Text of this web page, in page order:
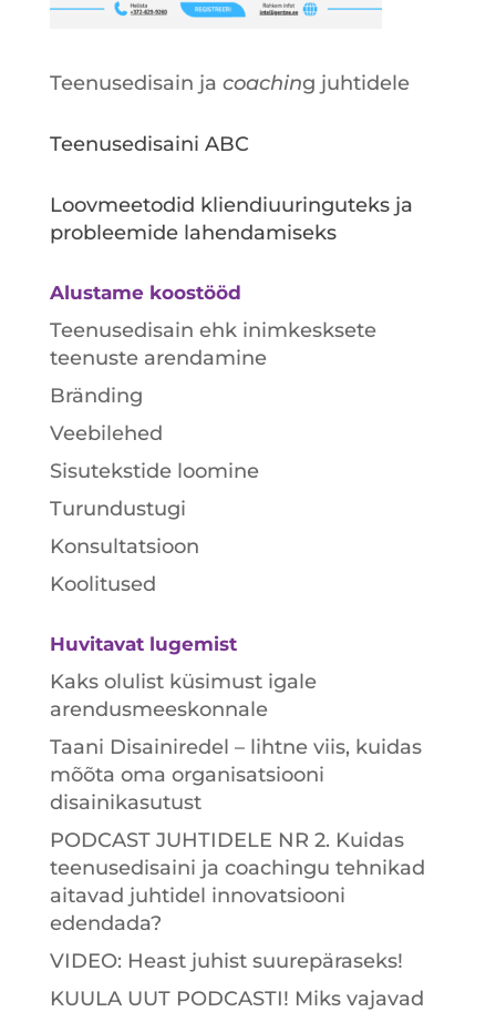
Teenusedisain ja coaching juhtidele
Teenusedisaini ABC
Loovmeetodid kliendiuuringuteks ja
probleemide lahendamiseks
Alustame koostööd
Teenusedisain ehk inimkesksete
teenuste arendamine
Bränding
Veebilehed
Sisutekstide loomine
Turundustugi
Konsultatsioon
Koolitused
Huvitavat lugemist
Kaks olulist küsimust igale
arendusmeeskonnale
Taani Disainiredel – lihtne viis, kuidas
mõõta oma organisatsiooni
disainikasutust
PODCAST JUHTIDELE NR 2. Kuidas
teenusedisaini ja coachingu tehnikad
aitavad juhtidel innovatsiooni
edendada?
VIDEO: Heast juhist suurepäraseks!
KUULA UUT PODCASTI! Miks vajavad